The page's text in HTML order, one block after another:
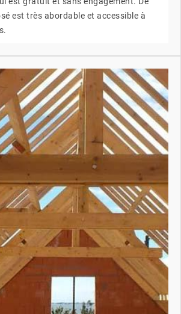
est très abordable et accessible à